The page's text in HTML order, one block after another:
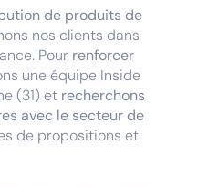
de produits de
nos clients dans
Pour renforcer
une équipe Inside
(31) et recherchons
avec le secteur de
de propositions et